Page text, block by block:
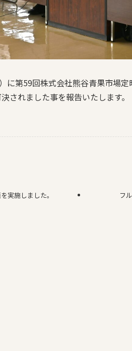
に第59回株式会社熊谷青果市場定
されました事を報告いたします。
実施しました。 フ